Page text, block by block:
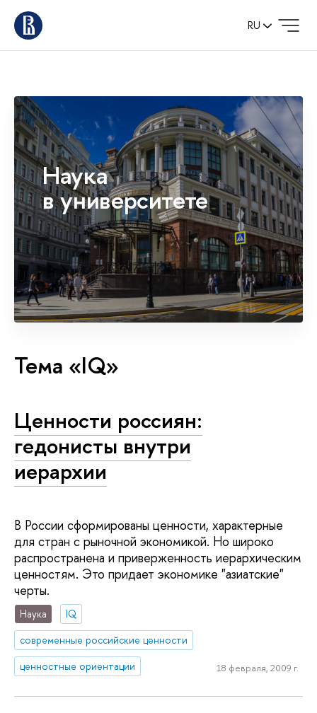
RU
Наука
в университете
Тема «IQ»
Ценности россиян:
гедонисты внутри
иерархии
В России сформированы ценности, характерные
для стран с рыночной экономикой. Но широко
распространена и приверженность иерархическим
ценностям. Это придает экономике "азиатские"
черты.
Наука
IQ
современные российские ценности
ценностные ориентации
18 февраля, 2009 г.